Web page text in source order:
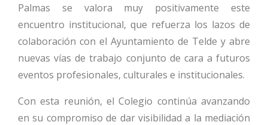
Palmas se valora muy positivamente este
encuentro institucional, que refuerza los lazos de
colaboración con el Ayuntamiento de Telde y abre
nuevas vías de trabajo conjunto de cara a futuros
eventos profesionales, culturales e institucionales.
Con esta reunión, el Colegio continúa avanzando
en su compromiso de dar visibilidad a la mediación